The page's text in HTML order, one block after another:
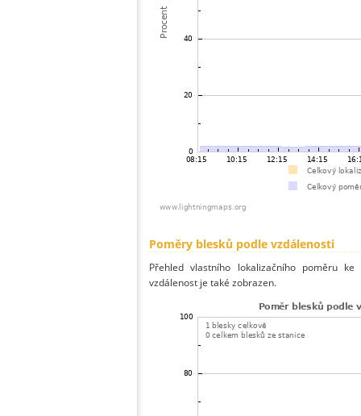
Poměry blesků podle vzdálenosti
Přehled vlastního lokalizačního poměru
vzdálenost je také zobrazen.